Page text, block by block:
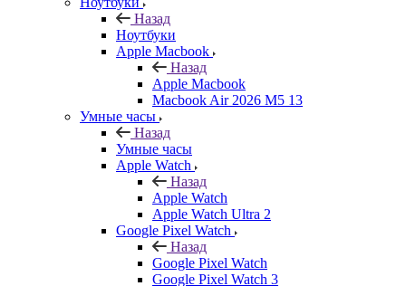
Назад
Ноутбуки
Apple Macbook
Назад
Apple Macbook
Macbook Air 2026 M5 13
Умные часы
Назад
Умные часы
Apple Watch
Назад
Apple Watch
Apple Watch Ultra 2
Google Pixel Watch
Назад
Google Pixel Watch
Google Pixel Watch 3